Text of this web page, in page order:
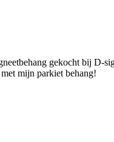
gekocht bij D-
mijn parkiet behang!